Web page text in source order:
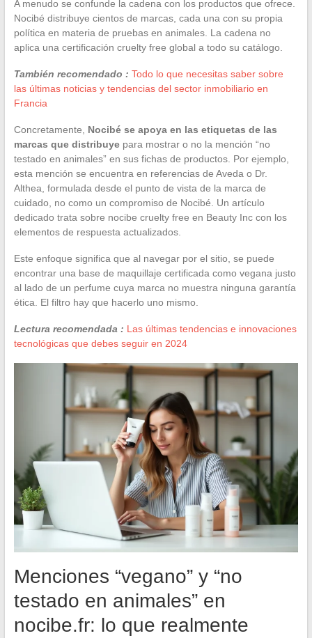
A menudo se confunde la cadena con los productos que ofrece.
Nocibé distribuye cientos de marcas, cada una con su propia
política en materia de pruebas en animales. La cadena no
aplica una certificación cruelty free global a todo su catálogo.
También recomendado : Todo lo que necesitas saber sobre
las últimas noticias y tendencias del sector inmobiliario en
Francia
Concretamente, Nocibé se apoya en las etiquetas de las
marcas que distribuyepara mostrar o no la mención “no
testado en animales” en sus fichas de productos. Por ejemplo,
esta mención se encuentra en referencias de Aveda o Dr.
Althea, formulada desde el punto de vista de la marca de
cuidado, no como un compromiso de Nocibé. Un artículo
dedicado trata sobre nocibe cruelty free en Beauty Inc con los
elementos de respuesta actualizados.
Este enfoque significa que al navegar por el sitio, se puede
encontrar una base de maquillaje certificada como vegana justo
al lado de un perfume cuya marca no muestra ninguna garantía
ética. El filtro hay que hacerlo uno mismo.
Lectura recomendada : Las últimas tendencias e innovaciones
tecnológicas que debes seguir en 2024
Menciones “vegano” y “no
testado en animales” en
nocibe.fr: lo que realmente